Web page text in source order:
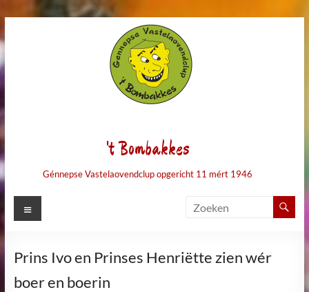
naar
inhoud
't Bombakkes
Génnepse Vastelaovendclup opgericht 11 mért 1946
Menu
Prins Ivo en Prinses Henriëtte zien wér
boer en boerin